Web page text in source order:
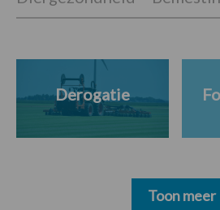
Derogatie
Toon meer